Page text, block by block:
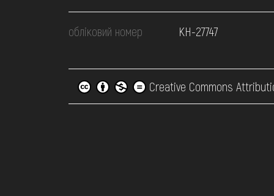
обліковий номер КН-27747
Creative Commons